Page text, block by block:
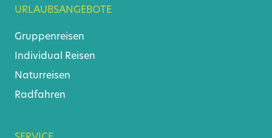
URLAUBSANGEBOTE
Gruppenreisen
Individual Reisen
Naturreisen
Radfahren